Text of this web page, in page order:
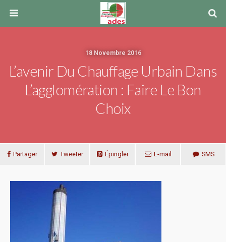
18 Novembre 2016
L’avenir Du Chauffage Urbain Dans
L’agglomération : Faire Le Bon
Choix
Partager Tweeter Épingler E-mail SMS